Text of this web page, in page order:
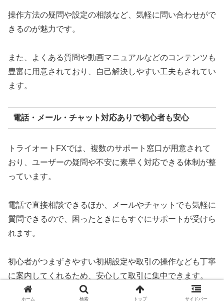
操作方法の疑問や設定の相談など、気軽に問い合わせがで
きるのが魅力です。
また、よくある質問や動画マニュアルなどのコンテンツも
豊富に用意されており、自己解決しやすい工夫もされてい
ます。
電話・メール・チャット対応ありで初心者も安心
トライオートFXでは、複数のサポート窓口が用意されて
おり、ユーザーの疑問や不安に素早く対応できる体制が整
っています。
電話で直接相談できるほか、メールやチャットでも気軽に
質問できるので、困ったときにもすぐにサポートが受けら
れます。
初心者がつまずきやすい初期設定や取引の操作なども丁寧
に案内してくれるため、安心して取引に集中できます。
ホーム 検索 トップ サイドバー